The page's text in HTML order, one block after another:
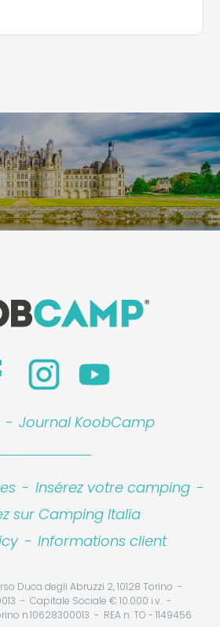
- Journal KoobCamp
- Insérez votre camping -
sur Camping Italia
- Informations client
Duca degli Abruzzi 2, 10128 Torino
Capitale Sociale € 10.000 i.v.
n.10628300013
REA n. TO - 1149456